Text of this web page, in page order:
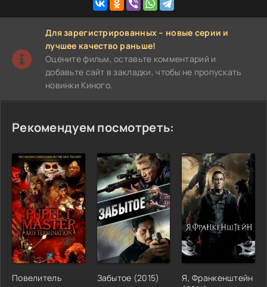
Для зарегистрированных – новые серии и
лучшее качество раньше!
Оцените фильм, оставьте комментарий и
добавьте сайт в закладки, чтобы не пропускать
новинки Киного.
Рекомендуем посмотреть:
Повелитель
Забытое (2015)
Я, Франкенштейн